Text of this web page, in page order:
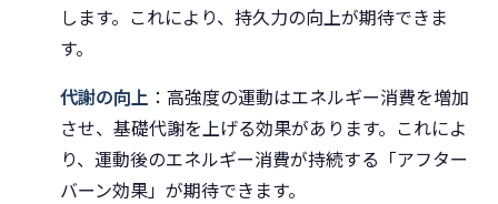
します。これにより、持久力の向上が期待できま
す。
代謝の向上 ：高強度の運動はエネルギー消費を増加
させ、基礎代謝を上げる効果があります。これによ
り、運動後のエネルギー消費が持続する「アフター
バーン効果」が期待できます。